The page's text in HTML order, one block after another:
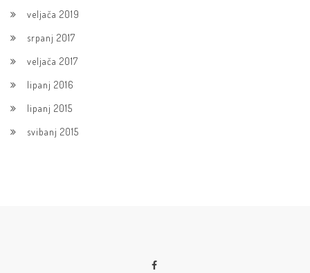
veljača 2019
srpanj 2017
veljača 2017
lipanj 2016
lipanj 2015
svibanj 2015